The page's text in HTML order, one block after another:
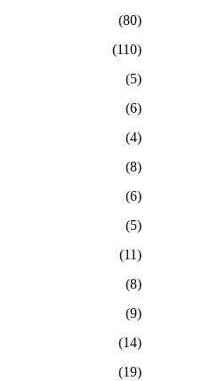
(80)
(110)
(5)
(6)
(4)
(8)
(6)
(5)
(11)
(8)
(9)
(14)
(19)